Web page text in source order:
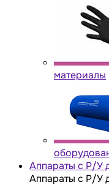
материалы
Аппараты с Р/У
Аппараты с Р/У